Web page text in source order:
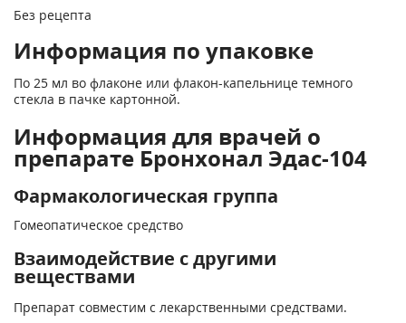
Без рецепта
Информация по упаковке
По 25 мл во флаконе или флакон-капельнице темного
стекла в пачке картонной.
Информация для врачей о
препарате Бронхонал Эдас-104
Фармакологическая группа
Гомеопатическое средство
Взаимодействие с другими
веществами
Препарат совместим с лекарственными средствами.